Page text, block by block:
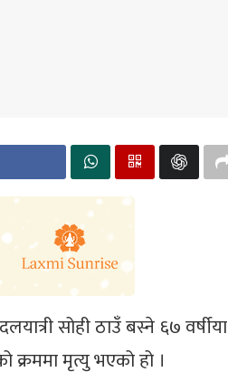
सोही ठाउँ बस्ने ६७ वर्षीया
क्रममा मृत्यु भएको हो ।